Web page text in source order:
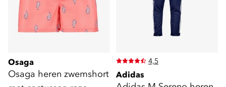
Osaga
Osaga heren zwemshort
4,5
Adidas